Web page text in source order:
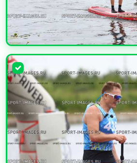
УВЕЛИЧИТЬ